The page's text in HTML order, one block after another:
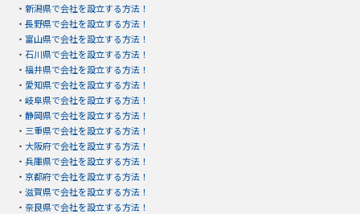
・ 新潟県で会社を設立する方法！
・ 長野県で会社を設立する方法！
・ 富山県で会社を設立する方法！
・ 石川県で会社を設立する方法！
・ 福井県で会社を設立する方法！
・ 愛知県で会社を設立する方法！
・ 岐阜県で会社を設立する方法！
・ 静岡県で会社を設立する方法！
・ 三重県で会社を設立する方法！
・ 大阪府で会社を設立する方法！
・ 兵庫県で会社を設立する方法！
・ 京都府で会社を設立する方法！
・ 滋賀県で会社を設立する方法！
・ 奈良県で会社を設立する方法！